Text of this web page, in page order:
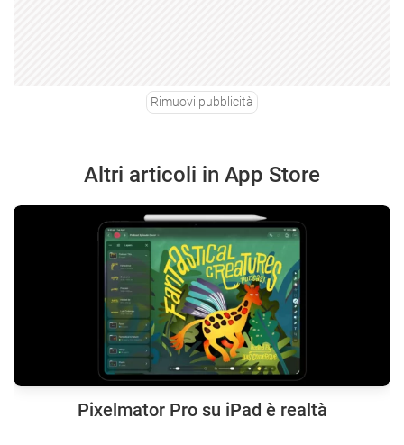
Rimuovi pubblicità
Altri articoli in App Store
Pixelmator Pro su iPad è realtà